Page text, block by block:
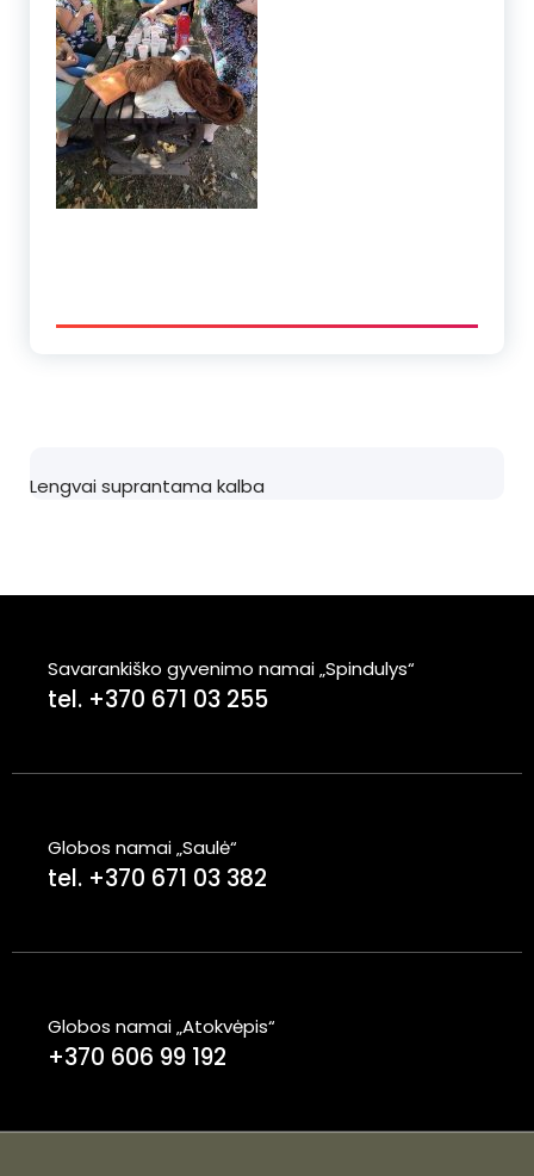
Lengvai suprantama kalba
Savarankiško gyvenimo namai „Spindulys“
tel. +370 671 03 255
Globos namai „Saulė“
tel. +370 671 03 382
Globos namai „Atokvėpis“
+370 606 99 192